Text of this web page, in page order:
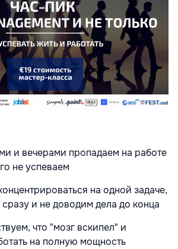
и вечерами пропадаем на работе
не успеваем
на одной задаче,
сразу и не доводим дела до конца
что "мозг вскипел" и
на полную мощность